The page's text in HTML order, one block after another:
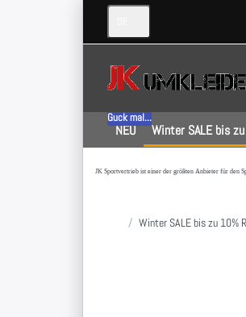
NEU
Guck mal...
Winter SALE bis
JK Sportvertrieb ist einer der größten Anbieter für den
Startseite
Winter SALE bis zu 10%